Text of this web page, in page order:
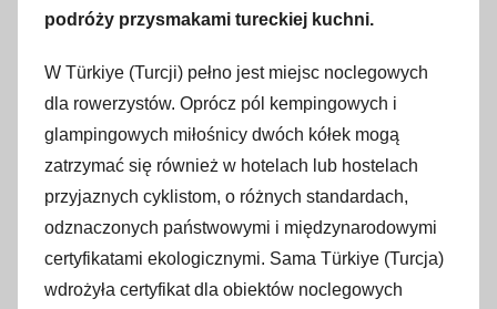
5
c
w
a
2
podróży przysmakami tureckiej kuchni.
W Türkiye (Turcji) pełno jest miejsc noclegowych
dla rowerzystów. Oprócz pól kempingowych i
glampingowych miłośnicy dwóch kółek mogą
zatrzymać się również w hotelach lub hostelach
przyjaznych cyklistom, o różnych standardach,
odznaczonych państwowymi i międzynarodowymi
certyfikatami ekologicznymi. Sama Türkiye (Turcja)
wdrożyła certyfikat dla obiektów noclegowych